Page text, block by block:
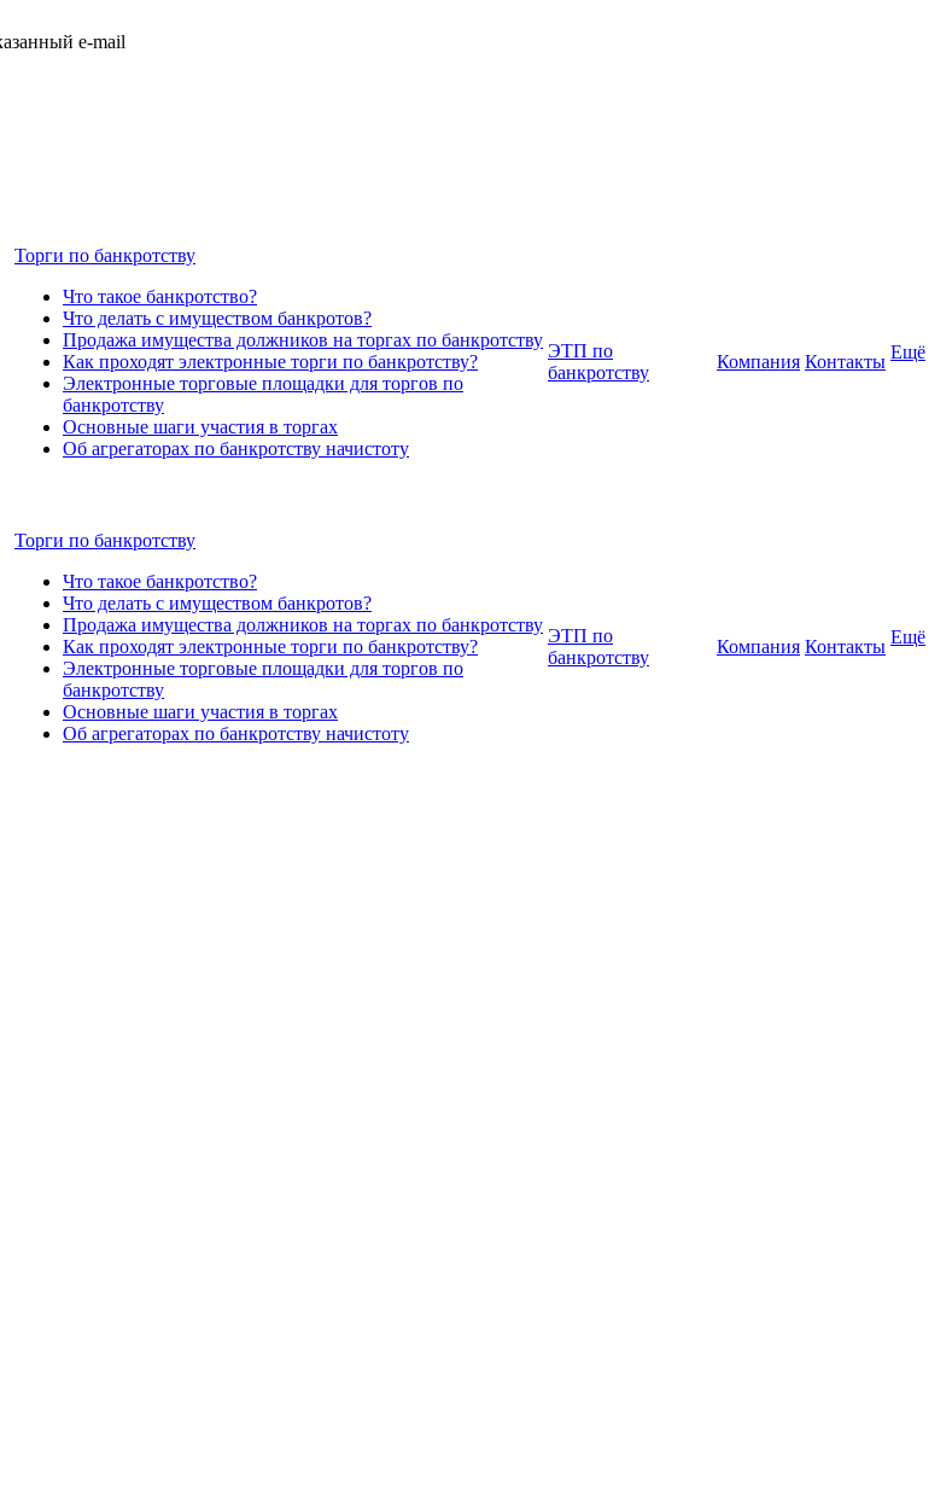
e-mail
Торги по банкротству
Что такое банкротство?
Что делать с имуществом банкротов?
Продажа имущества должников на торгах по банкротству
Как проходят электронные торги по банкротству?
Электронные торговые площадки для торгов по
банкротству
Основные шаги участия в торгах
Об агрегаторах по банкротству начистоту
ЭТП по
банкротству
Компания Контакты Ещё
Торги по банкротству
Что такое банкротство?
Что делать с имуществом банкротов?
Продажа имущества должников на торгах по банкротству
Как проходят электронные торги по банкротству?
Электронные торговые площадки для торгов по
банкротству
Основные шаги участия в торгах
Об агрегаторах по банкротству начистоту
ЭТП по
банкротству
Компания Контакты Ещё